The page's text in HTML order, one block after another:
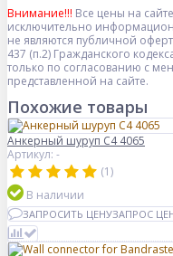
Внимание!!! Все цены на
исключительно
не являются публичной
437 (п.2) Гражданского
только по согласованию с
представленной на сайте.
Похожие товары
Анкерный шуруп C4 4065
Артикул: -
(1)
В наличии
ЗАПРОСИТЬ ЦЕНУЗАПРОС